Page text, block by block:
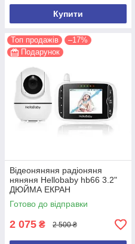
Купити
Топ продажів
–17%
Подарунок
Відеоняняня радіоняня
няняня Hellobaby hb66 3.2"
ДЮЙМА ЕКРАН
Готово до відправки
2 075 ₴ 2 500 ₴